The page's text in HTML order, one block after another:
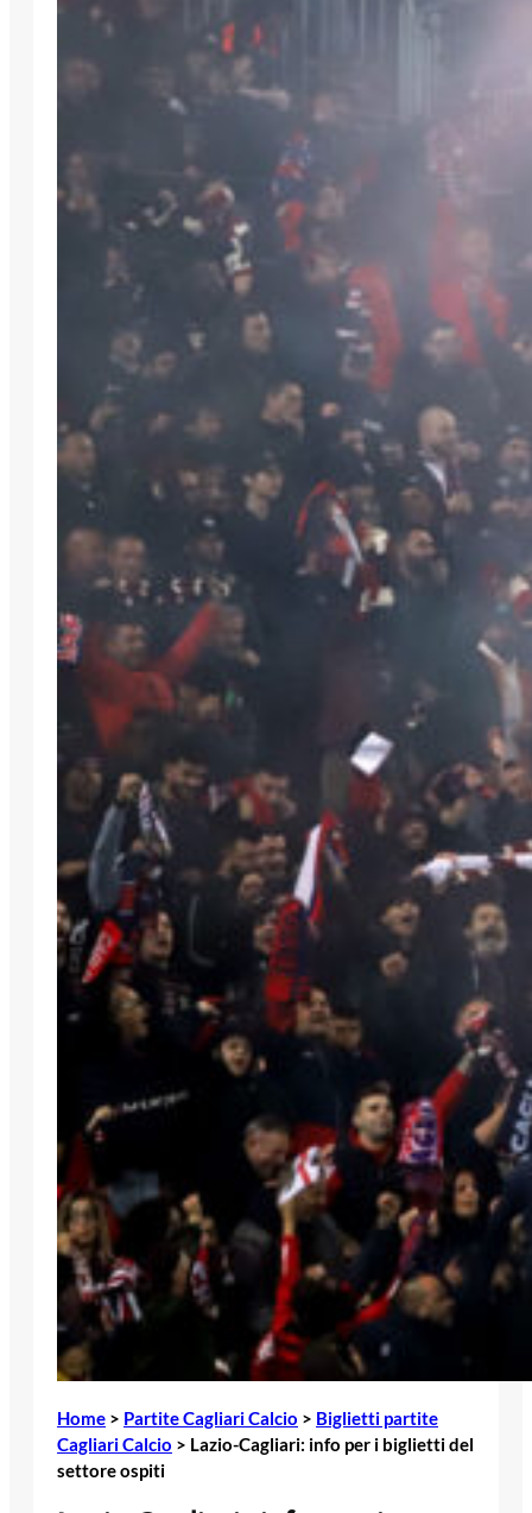
Home > Partite Cagliari Calcio > Biglietti partite
Cagliari Calcio > Lazio-Cagliari: info per i biglietti del
settore ospiti